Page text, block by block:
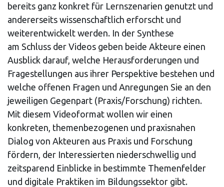
bereits ganz konkret für Lernszenarien genutzt und
andererseits wissenschaftlich erforscht und
weiterentwickelt werden. In der Synthese
am Schluss der Videos geben beide Akteure einen
Ausblick darauf, welche Herausforderungen und
Fragestellungen aus ihrer Perspektive bestehen und
welche offenen Fragen und Anregungen Sie an den
jeweiligen Gegenpart (Praxis/Forschung) richten.
Mit diesem Videoformat wollen wir einen
konkreten, themenbezogenen und praxisnahen
Dialog von Akteuren aus Praxis und Forschung
fördern, der Interessierten niederschwellig und
zeitsparend Einblicke in bestimmte Themenfelder
und digitale Praktiken im Bildungssektor gibt.